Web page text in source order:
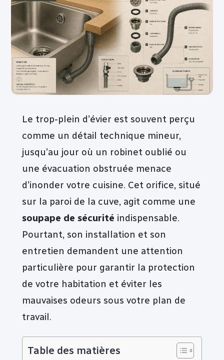
Le trop-plein d’évier est souvent perçu
comme un détail technique mineur,
jusqu’au jour où un robinet oublié ou
une évacuation obstruée menace
d’inonder votre cuisine. Cet orifice, situé
sur la paroi de la cuve, agit comme une
soupape de sécurité indispensable.
Pourtant, son installation et son
entretien demandent une attention
particulière pour garantir la protection
de votre habitation et éviter les
mauvaises odeurs sous votre plan de
travail.
Table des matières